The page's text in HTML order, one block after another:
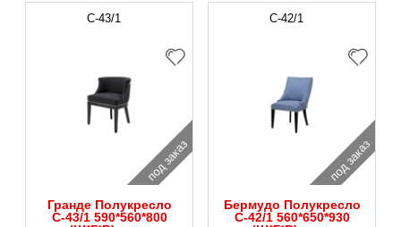
С-43/1
под заказ
Гранде Полукресло
С-43/1 590*560*800
С-42/1
под заказ
Бермудо Полукресло
С-42/1 560*650*930